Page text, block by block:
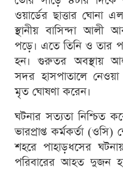
ওয়ার্ডের ছাত্তার ঘোনা
স্থানীয় বাসিন্দা
পড়ে। এতে তিনি ও তার
হন। গুরুতর অবস্থায়
সদর হাসপাতালে
মৃত ঘোষণা করেন।
ঘটনার সত্যতা নিশ্চিত
ভারপ্রাপ্ত কর্মকর্তা
শহরে পাহাড়ধসের
পরিবারের আহত দুজন